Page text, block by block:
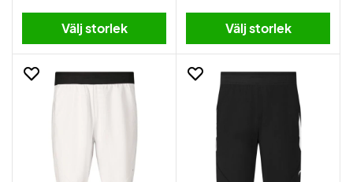
Välj storlek Välj storlek